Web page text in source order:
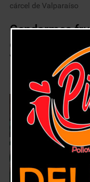
cárcel de Valparaíso
Gendarmes
desde módulo
Valparaíso
6 noviembre, 2019